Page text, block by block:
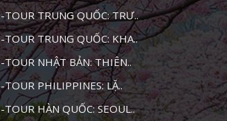
-TOUR TRUNG QUỐC: TRƯ..
-TOUR TRUNG QUỐC: KHA..
-TOUR NHẬT BẢN: THIÊN..
-TOUR PHILIPPINES: LẶ..
-TOUR HÀN QUỐC: SEOUL..